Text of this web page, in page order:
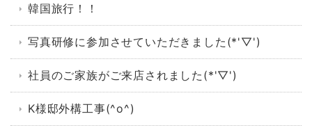
韓国旅行！！
写真研修に参加させていただきました(*'▽')
社員のご家族がご来店されました(*'▽')
K様邸外構工事(^o^)